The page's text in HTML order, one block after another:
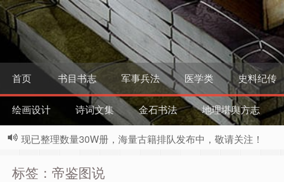
首页 书目书志 军事兵法 医学类 史料纪传
绘画设计 诗词文集 金石书法 地理堪舆方志
现已整理数量30W册，海量古籍排队发布中，敬请关注！
标签：帝鉴图说